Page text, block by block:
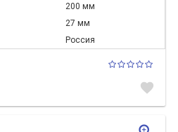
200 мм
27 мм
Россия
favorite